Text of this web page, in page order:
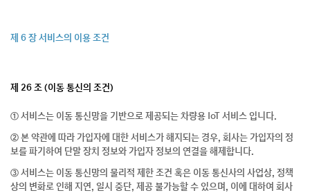
제 6 장 서비스의 이용 조건
제 26 조 (이동 통신의 조건)
① 서비스는 이동 통신망을 기반으로 제공되는 차량용 IoT 서비스 입니다.
② 본 약관에 따라 가입자에 대한 서비스가 해지되는 경우, 회사는 가입자의 정
보를 파기하여 단말 장치 정보와 가입자 정보의 연결을 해제합니다.
③ 서비스는 이동 통신망의 물리적 제한 조건 혹은 이동 통신사의 사업상, 정책
상의 변화로 인해 지연, 일시 중단, 제공 불가능할 수 있으며, 이에 대하여 회사